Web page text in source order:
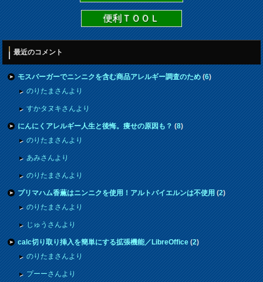
便利ＴＯＯＬ
最近のコメント
モスバーガーでニンニクを含む商品アレルギー調査のため(6)
のりたまさんより
すかタヌキさんより
にんにくアレルギー人生と後悔。痩せの原因も？(8)
のりたまさんより
あみさんより
のりたまさんより
プリマハム香薫はニンニクを使用！アルトバイエルンは不使用(2)
のりたまさんより
じゅうさんより
calc切り取り挿入を簡単にする拡張機能／LibreOffice(2)
のりたまさんより
プーーさんより